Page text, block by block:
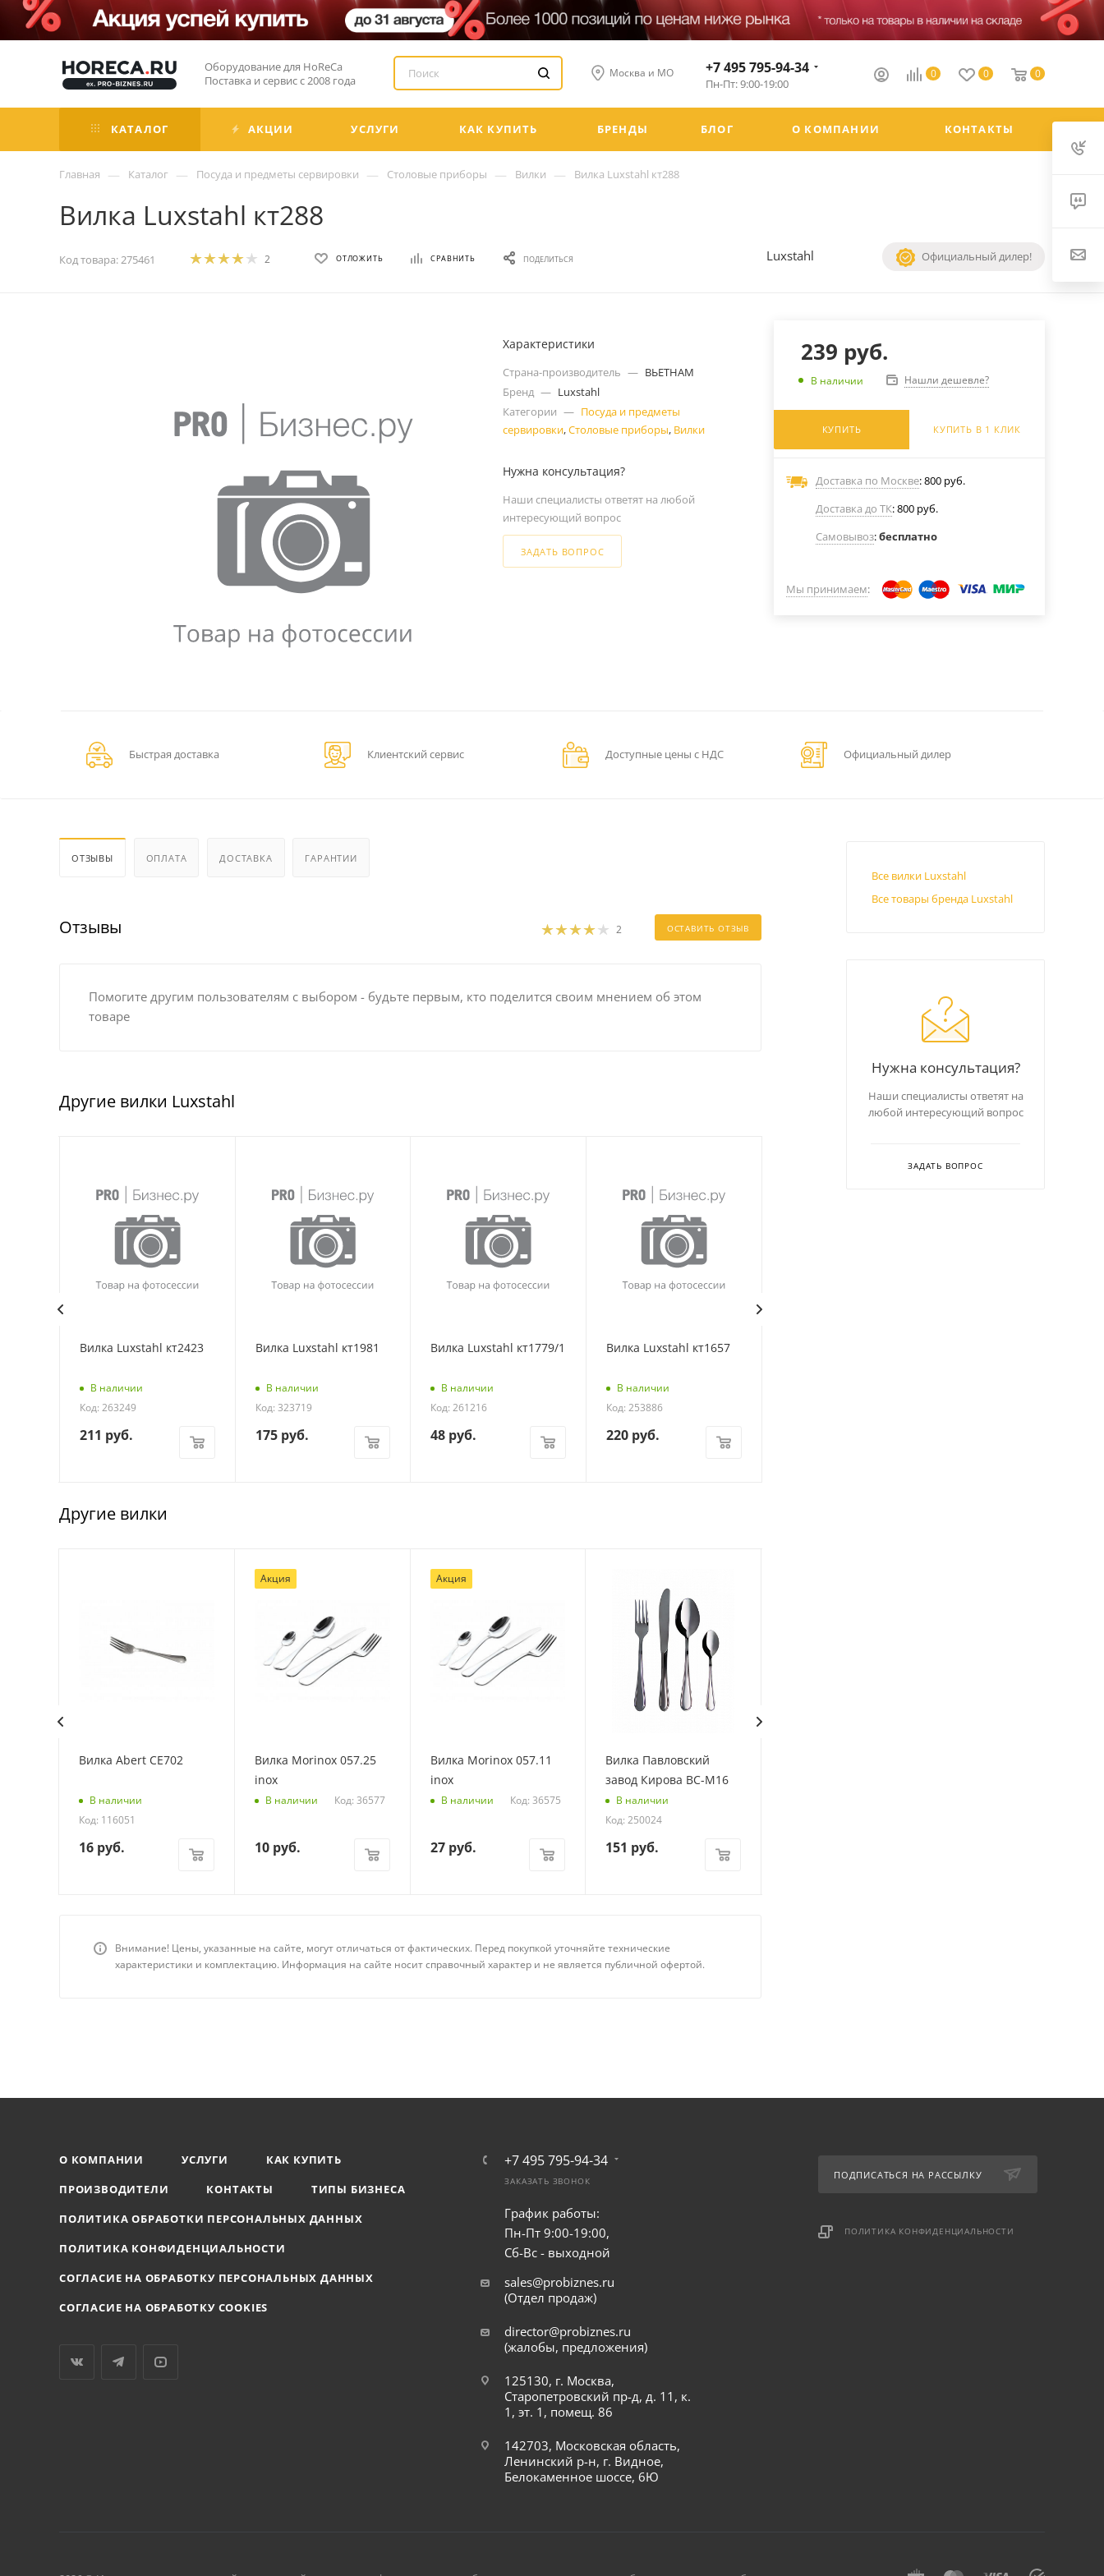
Оборудование для HoReCa
Поставка и сервис с 2008 года
Москва и МО 0 0 0
+7 495 795-94-34
Пн-Пт: 9:00-19:00
КАТАЛОГ АКЦИИ УСЛУГИ КАК КУПИТЬ БРЕНДЫ БЛОГ О КОМПАНИИ КОНТАКТЫ
Главная — Каталог — Посуда и предметы сервировки — Столовые приборы — Вилки — Вилка Luxstahl кт288
Вилка Luxstahl кт288
Код товара: 275461 2 ОТЛОЖИТЬ СРАВНИТЬ ПОДЕЛИТЬСЯ Luxstahl Официальный дилер!
Характеристики
Страна-производитель — ВЬЕТНАМ
Бренд — Luxstahl
Категории — Посуда и предметы
сервировки,Столовые приборы, Вилки
Нужна консультация?
Наши специалисты ответят на любой
интересующий вопрос
ЗАДАТЬ ВОПРОС
239 руб.
В наличии Нашли дешевле?
КУПИТЬ КУПИТЬ В 1 КЛИК
Доставка по Москве: 800 руб.
Доставка до ТК: 800 руб.
Самовывоз:бесплатно
Мы принимаем:
Быстрая доставка Клиентский сервис Доступные цены с НДС Официальный дилер
ОТЗЫВЫ ОПЛАТА ДОСТАВКА ГАРАНТИИ
Отзывы 2 ОСТАВИТЬ ОТЗЫВ
Помогите другим пользователям с выбором - будьте первым, кто поделится своим мнением об этом
товаре
Другие вилки Luxstahl
Вилка Luxstahl кт2423
В наличии
Код: 263249
211 руб.
Вилка Luxstahl кт1981
В наличии
Код: 323719
175руб.
Вилка Luxstahl кт1779/1
В наличии
Код: 261216
48 руб.
Вилка Luxstahl кт1657
В наличии
Код: 253886
220 руб.
Другие вилки
Вилка Abert CE702
В наличии
Код: 116051
16 руб.
Акция
Вилка Morinox 057.25
inox
В наличии Код: 36577
10руб.
Акция
Вилка Morinox 057.11
inox
В наличии Код: 36575
27руб.
Вилка Павловский
завод Кирова ВС-М16
В наличии
Код: 250024
151 руб.
Внимание! Цены, указанные на сайте, могут отличаться от фактических. Перед покупкой уточняйте технические
характеристики и комплектацию. Информация на сайте носит справочный характер и не является публичной офертой.
Все вилки Luxstahl
Все товары бренда Luxstahl
Нужна консультация?
Наши специалисты ответят на
любой интересующий вопрос
ЗАДАТЬ ВОПРОС
О КОМПАНИИ УСЛУГИ
КАК КУПИТЬ
ПРОИЗВОДИТЕЛИ
КОНТАКТЫ
ТИПЫ БИЗНЕСА
ПОЛИТИКА ОБРАБОТКИ ПЕРСОНАЛЬНЫХ ДАННЫХ
ПОЛИТИКА КОНФИДЕНЦИАЛЬНОСТИ
СОГЛАСИЕ НА ОБРАБОТКУ ПЕРСОНАЛЬНЫХ ДАННЫХ
СОГЛАСИЕ НА ОБРАБОТКУ COOKIES
+7 495 795-94-34
ЗАКАЗАТЬ ЗВОНОК
График работы:
Пн-Пт 9:00-19:00,
Сб-Вс - выходной
sales@probiznes.ru
(Отдел продаж)
director@probiznes.ru
(жалобы, предложения)
125130, г. Москва,
Старопетровский пр-д, д. 11, к.
1, эт. 1, помещ. 86
142703, Московская область,
Ленинский р-н, г. Видное,
Белокаменное шоссе, 6Ю
ПОДПИСАТЬСЯ НА РАССЫЛКУ
ПОЛИТИКА КОНФИДЕНЦИАЛЬНОСТИ